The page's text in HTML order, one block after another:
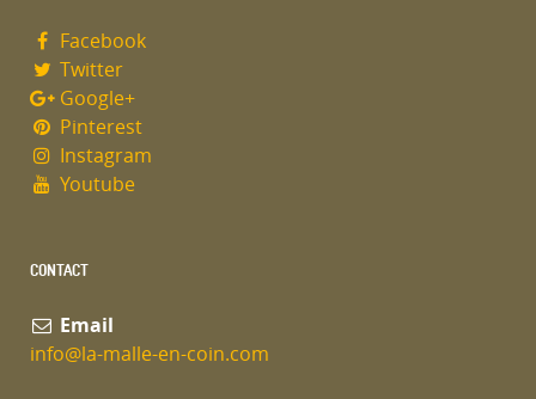
Facebook
Twitter
Google+
Pinterest
Instagram
Youtube
CONTACT
Email
info@la-malle-en-coin.com